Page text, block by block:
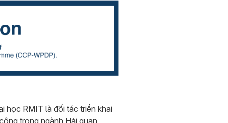
học RMIT là đối tác triển khai
trong ngành Hải quan.